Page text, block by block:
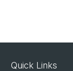
Quick Links